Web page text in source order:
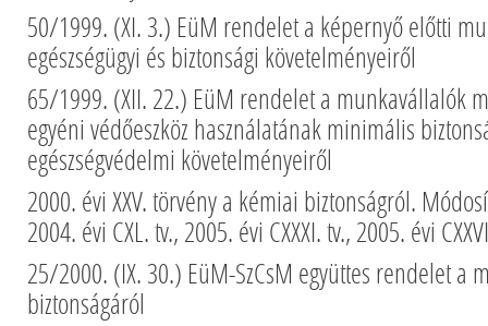
50/1999. (XI. 3.) EüM rendelet a képernyő előtti
egészségügyi és biztonsági követelményeiről
65/1999. (XII. 22.) EüM rendelet a munkavállalók
egyéni védőeszköz használatának minimális
egészségvédelmi követelményeiről
2000. évi XXV. törvény a kémiai biztonságról.
2004. évi CXL. tv., 2005. évi CXXXI. tv., 2005. évi
25/2000. (IX. 30.) EüM-SzCsM együttes rendelet a
biztonságáról